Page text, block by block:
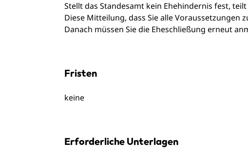
Stellt das Standesamt kein Ehehindernis fest,
Diese Mitteilung, dass Sie alle Voraussetzungen
Danach müssen Sie die Eheschließung erneut
Fristen
keine
Erforderliche Unterlagen